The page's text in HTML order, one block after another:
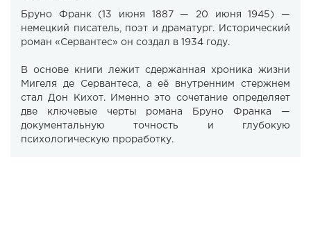
Бруно Франк (13 июня 1887 — 20 июня 1945) —
немецкий писатель, поэт и драматург. Исторический
роман «Сервантес» он создал в 1934 году.
В основе книги лежит сдержанная хроника жизни
Мигеля де Сервантеса, а её внутренним стержнем
стал Дон Кихот. Именно это сочетание определяет
две ключевые черты романа Бруно Франка —
документальную точность и глубокую
психологическую проработку.